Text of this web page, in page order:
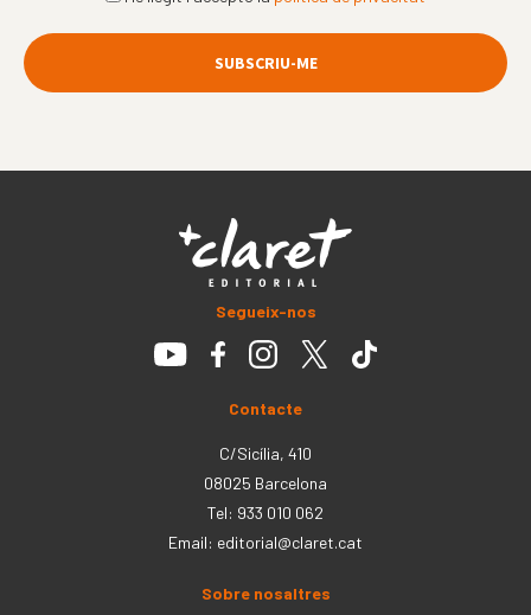
Segueix-nos
Contacte
C/Sicília, 410
08025 Barcelona
Tel: 933 010 062
Email: editorial@claret.cat
Sobre nosaltres